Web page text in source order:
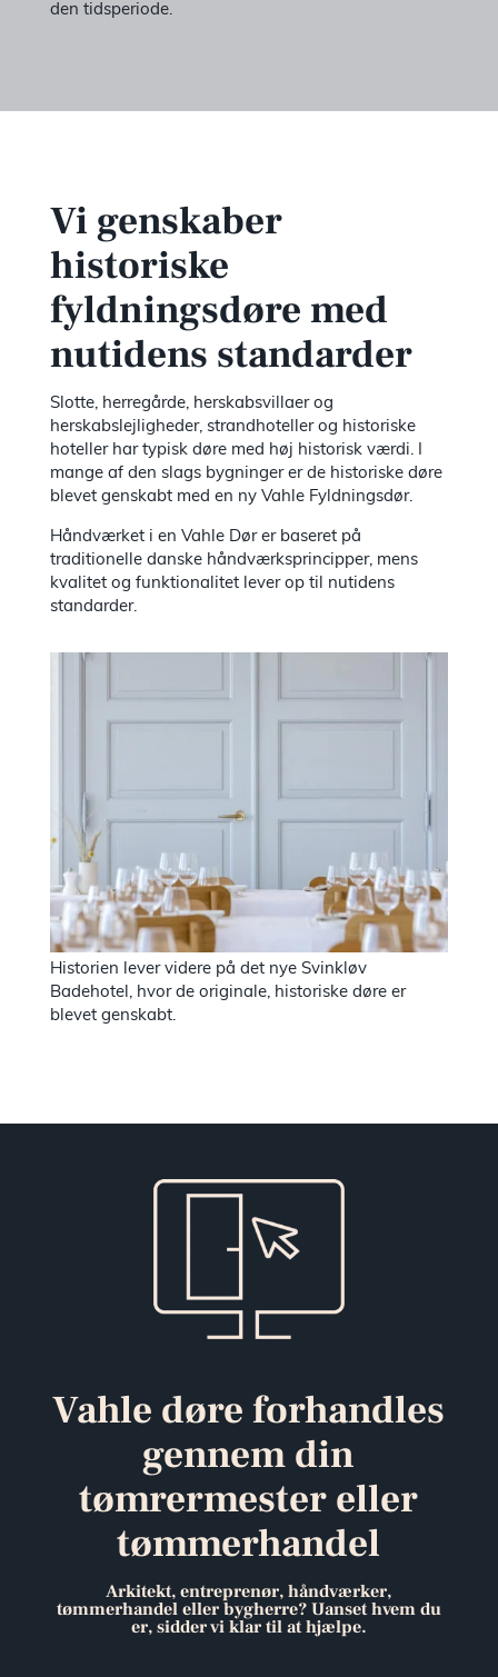
den tidsperiode.
Vi genskaber
historiske
fyldningsdøre med
nutidens standarder
Slotte, herregårde, herskabsvillaer og
herskabslejligheder, strandhoteller og historiske
hoteller har typisk døre med høj historisk værdi. I
mange af den slags bygninger er de historiske døre
blevet genskabt med en ny Vahle Fyldningsdør.
Håndværket i en Vahle Dør er baseret på
traditionelle danske håndværksprincipper, mens
kvalitet og funktionalitet lever op til nutidens
standarder.
Historien lever videre på det nye Svinkløv
Badehotel, hvor de originale, historiske døre er
blevet genskabt.
Vahle døre forhandles
gennem din
tømrermester eller
tømmerhandel
Arkitekt, entreprenør, håndværker,
tømmerhandel eller bygherre? Uanset hvem du
er, sidder vi klar til at hjælpe.